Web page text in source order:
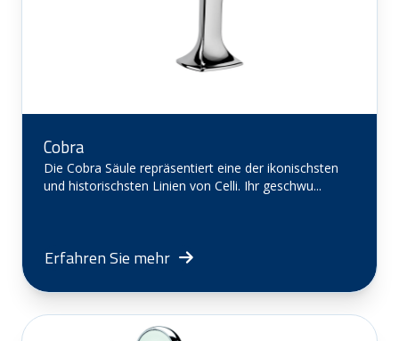
Cobra
Die Cobra Säule repräsentiert eine der ikonischsten
und historischsten Linien von Celli. Ihr geschwu...
Erfahren Sie mehr